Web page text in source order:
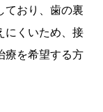
ており、歯の裏
にくいため、接
療を希望する方